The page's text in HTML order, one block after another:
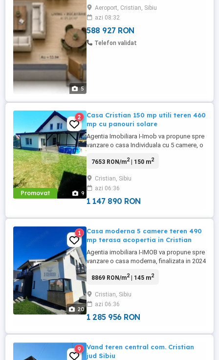
5
pentru cei care își doresc acces facil și un
spațiu exterior generos. Datorită
poziționării strategice și a cererii ...
Aeroport, Cristian, Sibiu
azi 08:32
588 927 RON
Telefon validat
Promovat 9
2
Casa Cristian 150 mp utili teren 460
mp cu panouri solare
Agentia Imobiliara I-Imob va propune spre
vanzare o casa Individuala cu 5 camere, o
suprafata totala teren 460 mp, o amprenta
mp, in Localitatea Cristian din Judetul
Sibiu. Predarea va fi CONFORM POZELOR
Regimul de inaltime ...
7653 RON/m2| 150 m2
Cristian, Sibiu
azi 06:36
1 147 890 RON
20
1
Casa moderna 5 camere teren 490
mp terasa acopertia in Cristian
Agentia imobiliara I-IMOB va propune spre
vanzare o casa moderna, finalizata in 2024
pe 2 niveluri, aerisita si luminoasa, situata
Cristian, la cateva sute de metri de centrul
localitatii, ideala pentru o familie care ...
8869 RON/m2| 145 m2
Cristian, Sibiu
azi 06:36
1 285 956 RON
9
Vand teren central com. Cristian
jud Sibiu